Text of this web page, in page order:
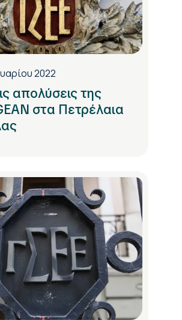
2022
απολύσεις της
στα Πετρέλαια